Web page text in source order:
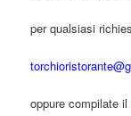
per qualsiasi
oppure compilate